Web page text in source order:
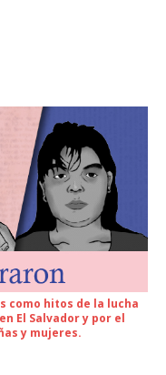
como hitos de la lucha
El Salvador y por el
y mujeres.